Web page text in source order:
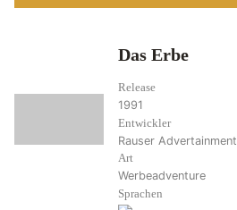
Das Erbe
Release
1991
Entwickler
Rauser
Art
Werbeadventure
Sprachen